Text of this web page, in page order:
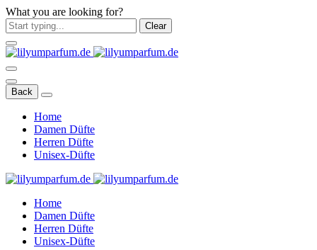
What you are looking for?
Clear
Back
Home
Damen Düfte
Herren Düfte
Unisex-Düfte
Home
Damen Düfte
Herren Düfte
Unisex-Düfte